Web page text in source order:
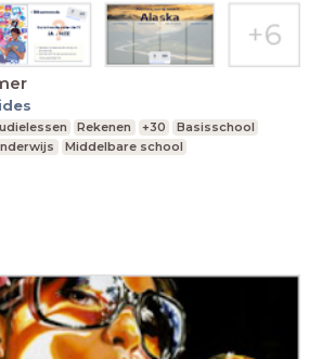
Rekenen +30
Basisschool
Middelbare school